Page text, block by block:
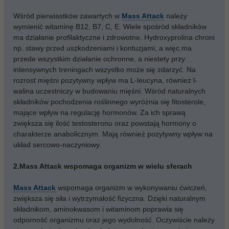
Wśród pierwiastków zawartych w Mass Attack należy
wymienić witaminę B12, B7, C, E. Wiele spośród składników
ma działanie profilaktyczne i zdrowotne. Hydroxyprolina chroni
np. stawy przed uszkodzeniami i kontuzjami, a więc ma
przede wszystkim działanie ochronne, a niestety przy
intensywnych treningach wszystko może się zdarzyć. Na
rozrost mięśni pozytywny wpływ ma L-leucyna, również l-
walina uczestniczy w budowaniu mięśni. Wśród naturalnych
składników pochodzenia roślinnego wyróżnia się fitosterole,
mające wpływ na regulację hormonów. Za ich sprawą
zwiększa się ilość testosteronu oraz powstają hormony o
charakterze anabolicznym. Mają również pozytywny wpływ na
układ sercowo-naczyniowy.
2.Mass Attack wspomaga organizm w wielu sferach
Mass Attack wspomaga organizm w wykonywaniu ćwiczeń,
zwiększa się siła i wytrzymałość fizyczna. Dzięki naturalnym
składnikom, aminokwasom i witaminom poprawia się
odporność organizmu oraz jego wydolność. Oczywiście należy